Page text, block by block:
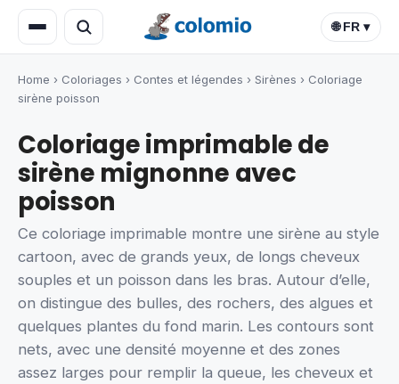
🌐 FR ▾
Home › Coloriages › Contes et légendes › Sirènes › Coloriage
sirène poisson
Coloriage imprimable de
sirène mignonne avec
poisson
Ce coloriage imprimable montre une sirène au style
cartoon, avec de grands yeux, de longs cheveux
souples et un poisson dans les bras. Autour d’elle,
on distingue des bulles, des rochers, des algues et
quelques plantes du fond marin. Les contours sont
nets, avec une densité moyenne et des zones
assez larges pour remplir la queue, les cheveux et